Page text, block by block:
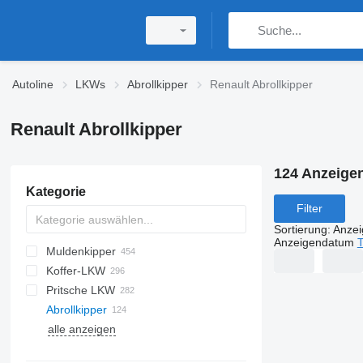
Autoline LKWs Abrollkipper Renault Abrollkipper
Renault Abrollkipper
Kategorie
Muldenkipper
Koffer-LKW
Pritsche LKW
Abrollkipper
alle anzeigen
124
Filter
Sortierung:
Anzeigendatum